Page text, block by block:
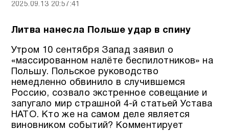
2025.09.13 20:57:41
Литва нанесла Польше удар в спину
Утром 10 сентября Запад заявил о
«массированном налёте беспилотников» на
Польшу. Польское руководство
немедленно обвинило в случившемся
Россию, созвало экстренное совещание и
запугало мир страшной 4-й статьей Устава
НАТО. Кто же на самом деле является
виновником событий? Комментирует